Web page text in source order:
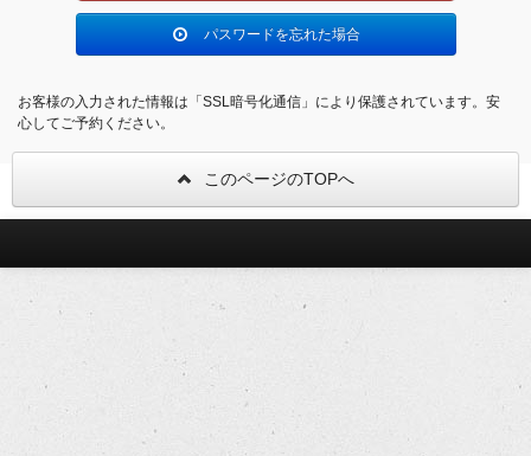
パスワードを忘れた場合
お客様の入力された情報は「SSL暗号化通信」により保護されています。安
心してご予約ください。
このページのTOPへ